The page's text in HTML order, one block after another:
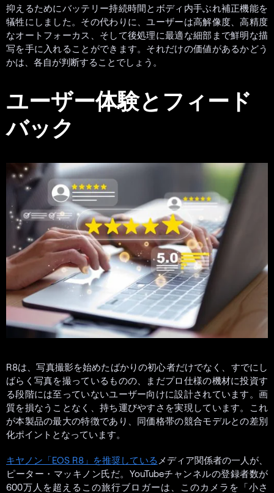
抑えるためにバッテリー持続時間とボディ内手ぶれ補正機能を
犠牲にしました。その代わりに、ユーザーは高解像度、高精度
なオートフォーカス、そして後処理に最適な細部まで鮮明な描
写を手に入れることができます。それだけの価値があるかどう
かは、各自が判断することでしょう。
ユーザー体験とフィード
バック
R8は、写真撮影を始めたばかりの初心者だけでなく、すでにし
ばらく写真を撮っているものの、まだプロ仕様の機材に投資す
る段階には至っていないユーザー向けに設計されています。画
質を損なうことなく、持ち運びやすさを実現しています。これ
が本製品の最大の特徴であり、同価格帯の競合モデルとの差別
化ポイントとなっています。
キヤノン「EOS R8」を推奨している メディア関係者の一人が、
ピーター・マッキノン氏だ。YouTubeチャンネルの登録者数が
600万人を超えるこの旅行ブロガーは、このカメラを「小さ